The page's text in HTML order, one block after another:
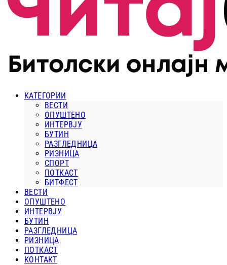
КАТЕГОРИИ
ВЕСТИ
ОПУШТЕНО
ИНТЕРВЈУ
БУТИН
РАЗГЛЕДНИЦА
РИЗНИЦА
СПОРТ
ПОТКАСТ
БИТФЕСТ
ВЕСТИ
ОПУШТЕНО
ИНТЕРВЈУ
БУТИН
РАЗГЛЕДНИЦА
РИЗНИЦА
ПОТКАСТ
КОНТАКТ